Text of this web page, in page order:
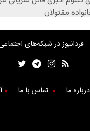
فردانیوز در شبکه‌های اجتماعی
درباره ما تماس با ما